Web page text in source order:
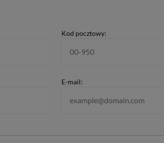
Kod pocztowy:
E-mail: